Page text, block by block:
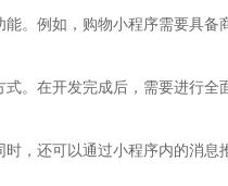
。例如，购物小程序需要具备
。在开发完成后，需要进行全
，还可以通过小程序内的消息